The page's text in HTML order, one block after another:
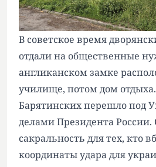
В советское время
отдали на общественные
англиканском замке
училище, потом дом
Барятинских перешло под
делами Президента
сакральность для тех, кто
координаты удара для